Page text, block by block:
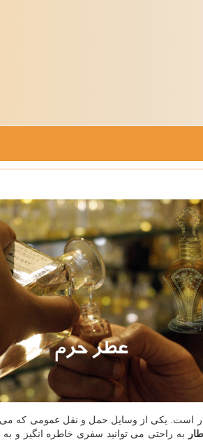
است. یکی از وسایل حمل و نقل عمومی که
به راحتی می توانید سفری خاطره انگیز و به